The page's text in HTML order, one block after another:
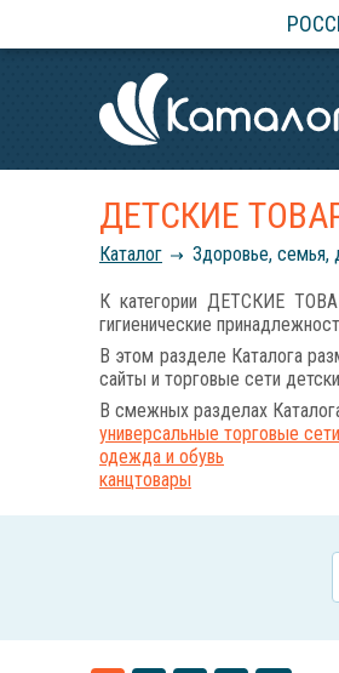
ДЕТСКИЕ
Каталог Здоровье, семья,
К категории ДЕТСКИЕ
гигиенические
В этом разделе Каталога
сайты и торговые сети
В смежных разделах
универсальные торговые сети
одежда и обувь
канцтовары